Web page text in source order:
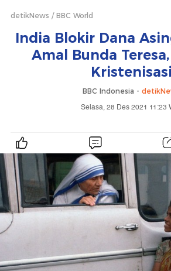
detikNews BBC World
India Blokir Dana
Amal Bunda
Kristenisasi
BBC Indonesia -
Selasa, 28 Des 2021 11:23